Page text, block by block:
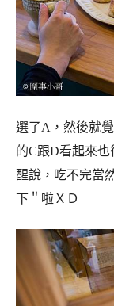
選了A，然後就
的C跟D看起來
醒說，吃不完當
下＂啦ＸＤ